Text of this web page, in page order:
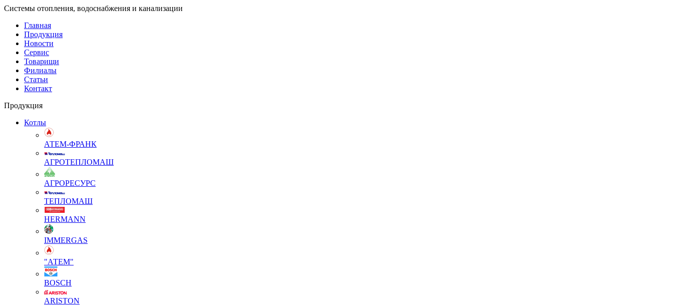
Системы отопления, водоснабжения и канализации
Главная
Продукция
Новости
Сервис
Товарищи
Филиалы
Статьи
Контакт
Продукция
Котлы
АТЕМ-ФРАНК
АГРОТЕПЛОМАШ
АГРОРЕСУРС
ТЕПЛОМАШ
HERMANN
IMMERGAS
"АТЕМ"
BOSCH
ARISTON